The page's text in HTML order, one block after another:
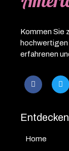
Kommen Sie
erfahrenen
Entdecken
Home